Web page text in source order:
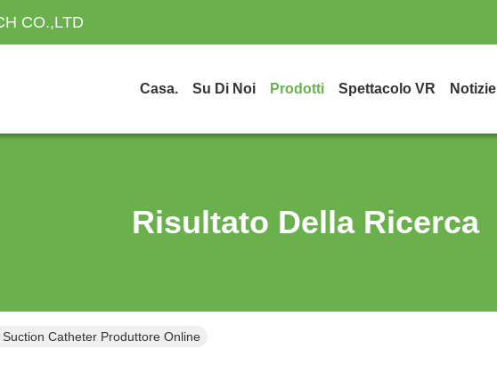
CO.,LTD
Casa. Su Di Noi Prodotti Spettacolo VR Notizie
Risultato Della Ricerca
Catheter Produttore Online